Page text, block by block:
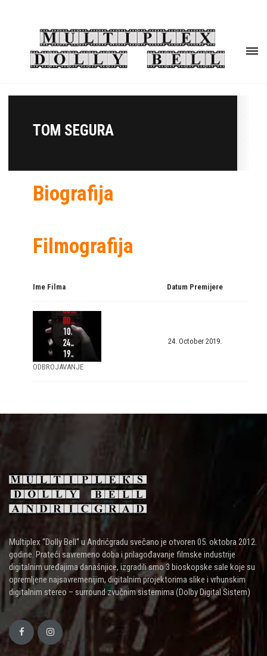
TOM SEGURA
Biografija
Filmografija
Ime Filma Datum Premijere
ODBROJAVANJE
24. October 2019.
Multiplex “Dolly Bell“ u Andrićgradu svečano je otvoren 05. oktobra 2012.
godine. Prateći savremeno doba i prilagođavanje filmske industrije
digitalnim uređajima današnjice, izgradili smo 3 bioskopske sale koje su
opremljene najsavremenijim, digitalnim projektorima slike i vrhunskim
digitalnim stereo – surround zvučnim sistemima (Dolby Digital Sistem)